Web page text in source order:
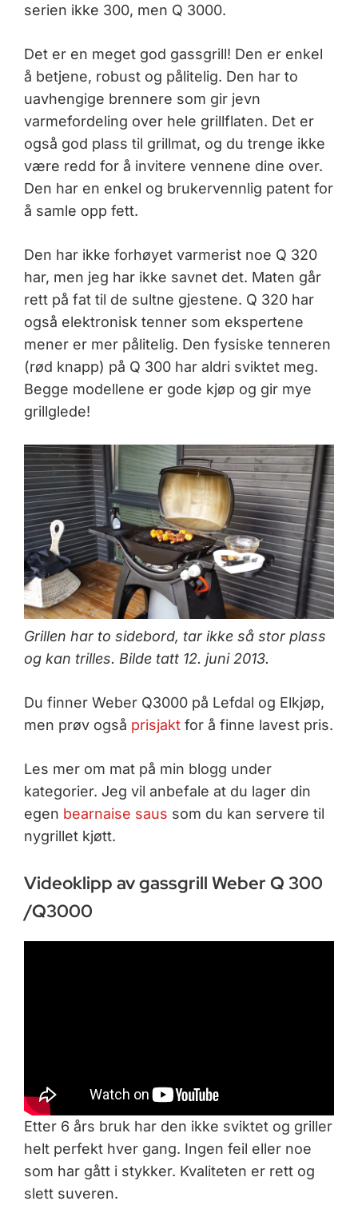
serien ikke 300, men Q 3000.
Det er en meget god gassgrill! Den er enkel
å betjene, robust og pålitelig. Den har to
uavhengige brennere som gir jevn
varmefordeling over hele grillflaten. Det er
også god plass til grillmat, og du trenge ikke
være redd for å invitere vennene dine over.
Den har en enkel og brukervennlig patent for
å samle opp fett.
Den har ikke forhøyet varmerist noe Q 320
har, men jeg har ikke savnet det. Maten går
rett på fat til de sultne gjestene. Q 320 har
også elektronisk tenner som ekspertene
mener er mer pålitelig. Den fysiske tenneren
(rød knapp) på Q 300 har aldri sviktet meg.
Begge modellene er gode kjøp og gir mye
grillglede!
Grillen har to sidebord, tar ikke så stor plass
og kan trilles. Bilde tatt 12. juni 2013.
Du finner Weber Q3000 på Lefdal og Elkjøp,
men prøv også prisjaktfor å finne lavest pris.
Les mer om mat på min blogg under
kategorier. Jeg vil anbefale at du lager din
egen bearnaise saus som du kan servere til
nygrillet kjøtt.
Videoklipp av gassgrill Weber Q 300
/Q3000
Etter 6 års bruk har den ikke sviktet og griller
helt perfekt hver gang. Ingen feil eller noe
som har gått i stykker. Kvaliteten er rett og
slett suveren.